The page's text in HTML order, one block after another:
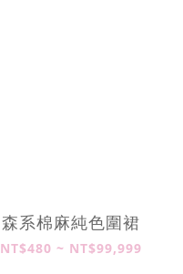
森系棉麻純色圍裙
NT$480 ~ NT$99,999